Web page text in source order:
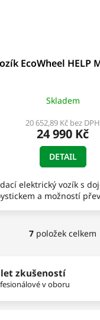
EcoWheel HELP
Skladem
20 652,89 Kč bez DPH
24 990 Kč
DETAIL
elektrický vozík s
a možností
O
á
d
c
7 položek celkem
let zkušeností
v oboru